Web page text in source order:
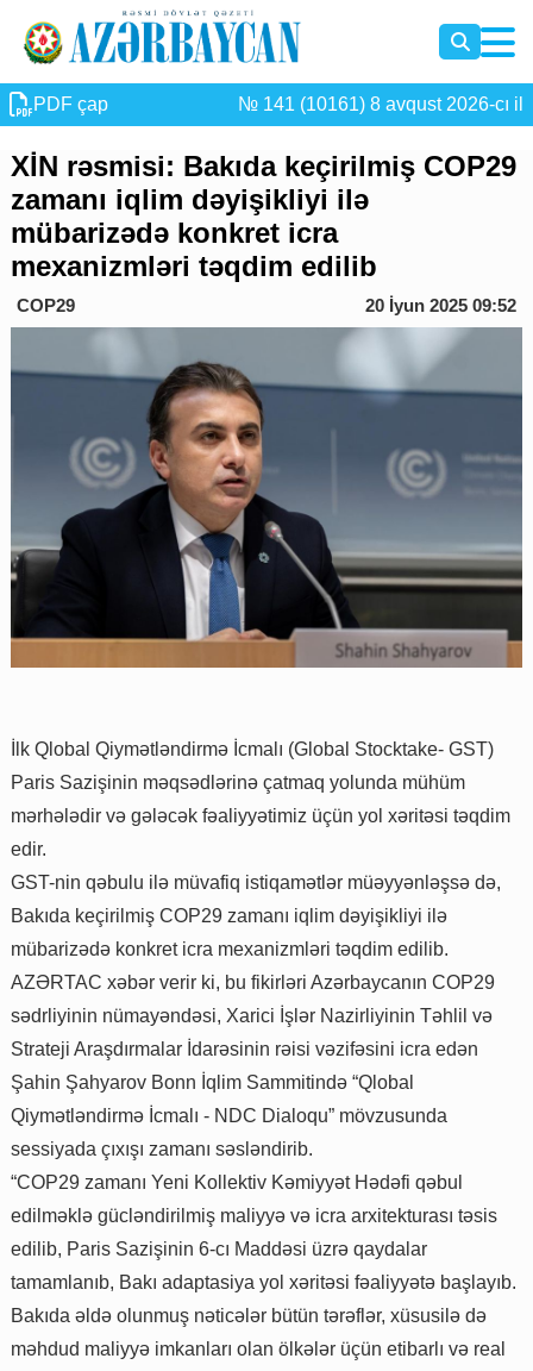
PDF çap № 141 (10161) 8 avqust 2026-cı il
XİN rəsmisi: Bakıda keçirilmiş COP29
zamanı iqlim dəyişikliyi ilə
mübarizədə konkret icra
mexanizmləri təqdim edilib
COP29 20 İyun 2025 09:52
İlk Qlobal Qiymətləndirmə İcmalı (Global Stocktake- GST)
Paris Sazişinin məqsədlərinə çatmaq yolunda mühüm
mərhələdir və gələcək fəaliyyətimiz üçün yol xəritəsi təqdim
edir.
GST-nin qəbulu ilə müvafiq istiqamətlər müəyyənləşsə də,
Bakıda keçirilmiş COP29 zamanı iqlim dəyişikliyi ilə
mübarizədə konkret icra mexanizmləri təqdim edilib.
AZƏRTAC xəbər verir ki, bu fikirləri Azərbaycanın COP29
sədrliyinin nümayəndəsi, Xarici İşlər Nazirliyinin Təhlil və
Strateji Araşdırmalar İdarəsinin rəisi vəzifəsini icra edən
Şahin Şahyarov Bonn İqlim Sammitində “Qlobal
Qiymətləndirmə İcmalı - NDC Dialoqu” mövzusunda
sessiyada çıxışı zamanı səsləndirib.
“COP29 zamanı Yeni Kollektiv Kəmiyyət Hədəfi qəbul
edilməklə gücləndirilmiş maliyyə və icra arxitekturası təsis
edilib, Paris Sazişinin 6-cı Maddəsi üzrə qaydalar
tamamlanıb, Bakı adaptasiya yol xəritəsi fəaliyyətə başlayıb.
Bakıda əldə olunmuş nəticələr bütün tərəflər, xüsusilə də
məhdud maliyyə imkanları olan ölkələr üçün etibarlı və real